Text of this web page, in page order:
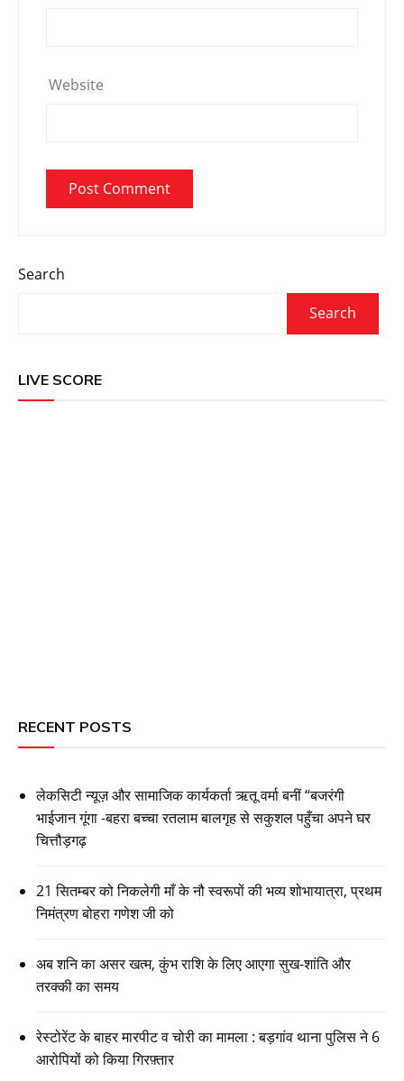
Website
Search
Search
LIVE SCORE
RECENT POSTS
लेकसिटी न्यूज़ और सामाजिक कार्यकर्ता ऋतू वर्मा बनीं “बजरंगी
भाईजान गूंगा -बहरा बच्चा रतलाम बालगृह से सकुशल पहुँचा अपने घर
चित्तौड़गढ़
21 सितम्बर को निकलेगी माँ के नौ स्वरूपों की भव्य शोभायात्रा, प्रथम
निमंत्रण बोहरा गणेश जी को
अब शनि का असर खत्म, कुंभ राशि के लिए आएगा सुख-शांति और
तरक्की का समय
रेस्टोरेंट के बाहर मारपीट व चोरी का मामला : बड़गांव थाना पुलिस ने 6
आरोपियों को किया गिरफ़्तार